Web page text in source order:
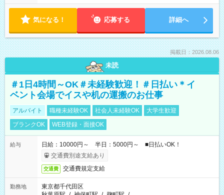
気になる！ 応募する 詳細へ
掲載日：2026.08.06
未読
＃1日4時間～OK＃未経験歓迎！＃日払い＊イ
ベント会場でイスや机の運搬のお仕事
アルバイト 職種未経験OK 社会人未経験OK
大学生歓迎
ブランクOK
WEB登録・面接OK
給与
日給：10000円～ 半日：5000円～ ■日払いOK！
交通費別途支給あり
交通費 交通費規定支給
勤務地
東京都千代田区